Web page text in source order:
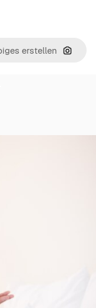
Nach